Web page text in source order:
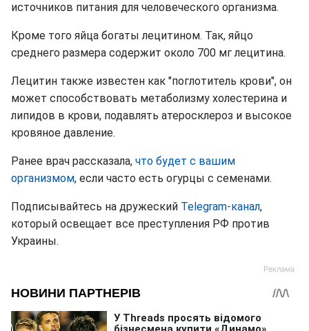
источников питания для человеческого организма.
Кроме того яйца богаты лецитином. Так, яйцо
среднего размера содержит около 700 мг лецитина.
Лецитин также известен как "поглотитель крови", он
может способствовать метаболизму холестерина и
липидов в крови, подавлять атеросклероз и высокое
кровяное давление.
Ранее врач рассказала, что будет с вашим
организмом, если часто есть огурцы с семенами.
Подписывайтесь на дружеский Telegram-канал,
который освещает все преступления РФ против
Украины.